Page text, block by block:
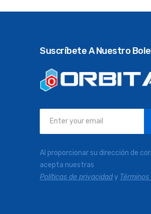
Suscríbete A Nuestro
boletín
de
noticias:
Al proporcionar su dirección de
acepta nuestras
Políticas de privacidady